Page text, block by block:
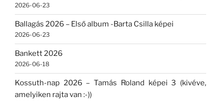
2026-06-23
Ballagás 2026 – Első album -Barta Csilla képei
2026-06-23
Bankett 2026
2026-06-18
Kossuth-nap 2026 – Tamás Roland képei 3 (kivéve,
amelyiken rajta van :-))